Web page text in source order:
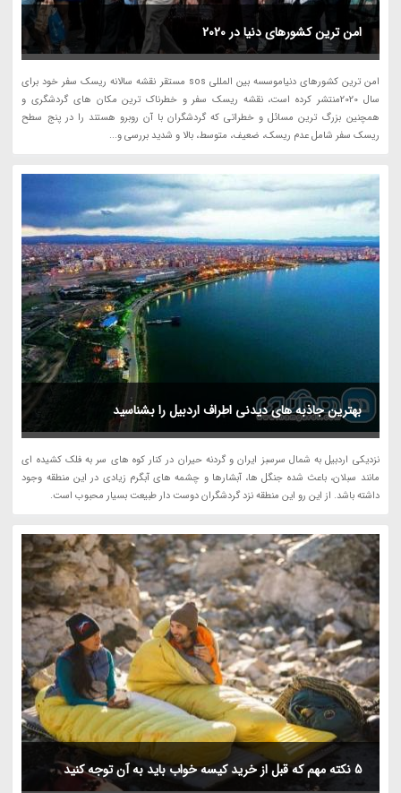
امن ترین کشورهای دنیا در 2020
امن ترین کشورهای دنیاموسسه بین المللی sos مستقر نقشه سالانه ریسک سفر خود برای
سال 2020منتشر کرده است، نقشه ریسک سفر و خطرناک ترین مکان های گردشگری و
همچنین بزرگ ترین مسائل و خطراتی که گردشگران با آن روبرو هستند را در پنج سطح
ریسک سفر شامل عدم ریسک، ضعیف، متوسط، بالا و شدید بررسی و...
بهترین جاذبه های دیدنی اطراف اردبیل را بشناسید
نزدیکی اردبیل به شمال سرسبز ایران و گردنه حیران در کنار کوه های سر به فلک کشیده ای
مانند سبلان، باعث شده جنگل ها، آبشارها و چشمه های آبگرم زیادی در این منطقه وجود
داشته باشد. از این رو این منطقه نزد گردشگران دوست دار طبیعت بسیار محبوب است.
5 نکته مهم که قبل از خرید کیسه خواب باید به آن توجه کنید